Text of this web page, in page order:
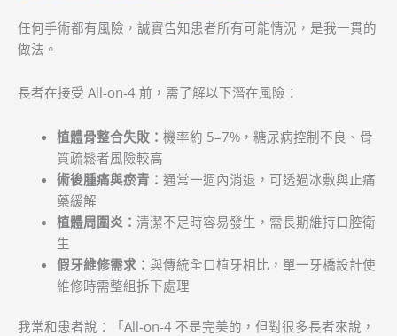
任何手術都有風險，誠實告知患者所有可能情況，是我一貫的
做法。
長者在接受 All-on-4 前，需了解以下潛在風險：
植體骨整合失敗： 機率約 5–7%，糖尿病控制不良、骨
質疏鬆者風險較高
術後腫痛與瘀青： 通常一週內消退，可透過冰敷與止痛
藥緩解
植體周圍炎： 清潔不足時容易發生，需長期維持口腔衛
生
假牙維修需求： 與傳統全口植牙相比，單一牙橋設計使
維修時需整組拆下處理
我常和患者說：「All-on-4 不是完美的，但對很多長者來說，